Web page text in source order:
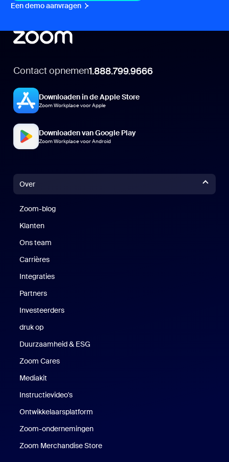
Een demo aanvragen Een demo aanvragen
Contact opnemen1.888.799.9666
Downloaden in de Apple Store
Zoom Workplace voor Apple
Downloaden van Google Play
Zoom Workplace voor Android
Over
Zoom-blog
Klanten
Ons team
Carrières
Integraties
Partners
Investeerders
druk op
Duurzaamheid & ESG
Zoom Cares
Mediakit
Instructievideo's
Ontwikkelaarsplatform
Zoom-ondernemingen
Zoom Merchandise Store